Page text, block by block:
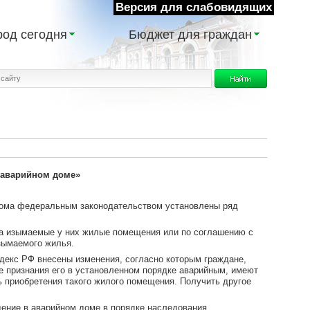
Версия для слабовидящих
сегодня Бюджет для граждан
доме»
федеральным законодательством установлены ряд
изымаемые у них жилые помещения или по соглашению с
жилья.
РФ внесены изменения, согласно которым граждане,
его в установленном порядке аварийным, имеют
такого жилого помещения. Получить другое
в аварийном доме в порядке наследования.